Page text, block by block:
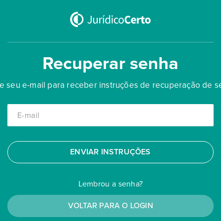
Recuperar senha
seu e-mail para receber instruções de recuperação de
ENVIAR INSTRUÇÕES
Lembrou a senha?
VOLTAR PARA O LOGIN